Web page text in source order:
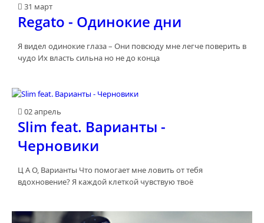
31 март
Regato - Одинокие дни
Я видел одинокие глаза – Они повсюду мне легче поверить в
чудо Их власть сильна но не до конца
02 апрель
Slim feat. Варианты -
Черновики
Ц А О, Варианты Что помогает мне ловить от тебя
вдохновение? Я каждой клеткой чувствую твоё